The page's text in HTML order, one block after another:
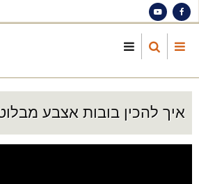
איך להכין בובות אצבע